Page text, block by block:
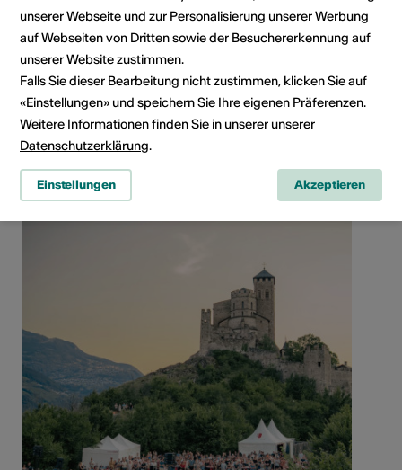
Rue des Châteaux 22, 1950 Sion
Route planen
ÖV Fahrplan
unserer Webseite und zur Personalisierung unserer Werbung
auf Webseiten von Dritten sowie der Besuchererkennung auf
unserer Website zustimmen.
Falls Sie dieser Bearbeitung nicht zustimmen, klicken Sie auf
«Einstellungen» und speichern Sie Ihre eigenen Präferenzen.
Weitere Informationen finden Sie in unserer unserer
Datenschutzerklärung.
Einstellungen Akzeptieren